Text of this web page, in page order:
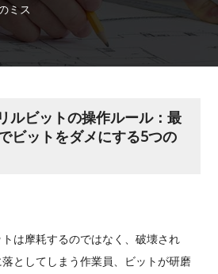
ミス
ルビットの操作ルール：最
ビットをダメにする5つの
は摩耗するのではなく、破壊され
としてしまう作業員、ビットが研磨